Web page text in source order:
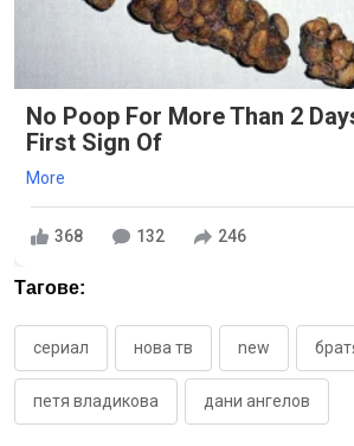
No Poop For More Than 2
First Sign Of
More
368 132 246
Тагове:
сериал нова тв new
петя владикова дани ангелов